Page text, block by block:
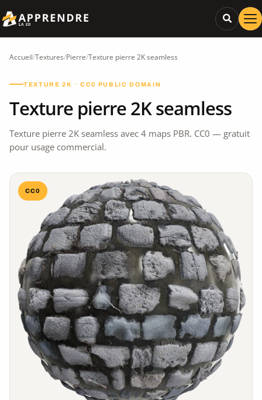
Accueil/Textures/Pierre/Texture pierre 2K seamless
TEXTURE 2K · CC0 PUBLIC DOMAIN
Texture pierre 2K seamless
Texture pierre 2K seamless avec 4 maps PBR. CC0 — gratuit
pour usage commercial.
CC0